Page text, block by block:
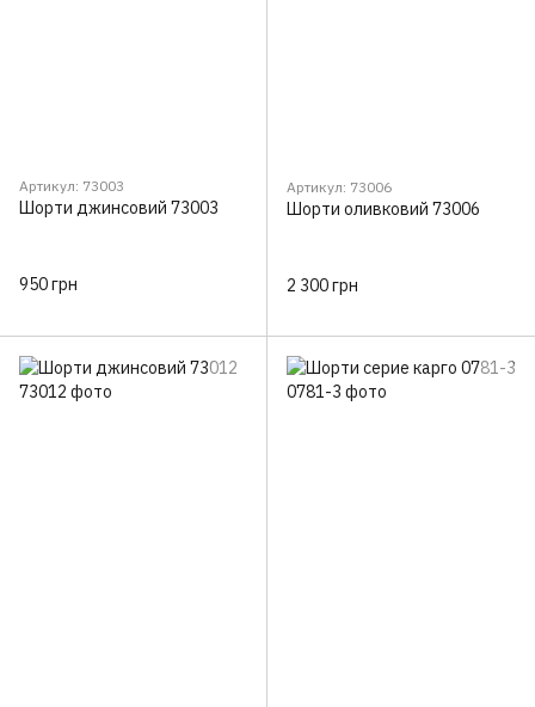
Артикул: 73003
Шорти джинсовий 73003
950 грн
Артикул: 73006
Шорти оливковий 73006
2 300 грн